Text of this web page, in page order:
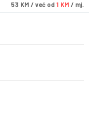
53 KM / već od 1 KM / mj.